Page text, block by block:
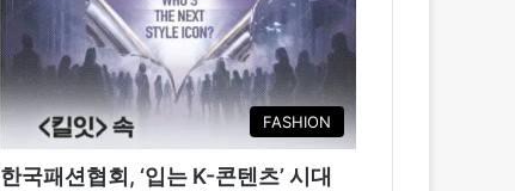
FASHION
한국패션협회, ‘입는 K-콘텐츠’ 시대